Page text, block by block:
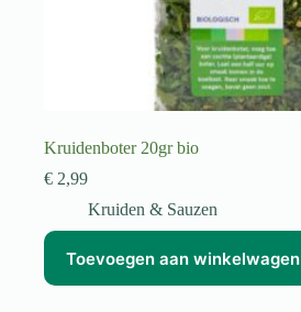
Kruidenboter 20gr bio
€ 2,99
Kruiden & Sauzen
Toevoegen aan winkelwagen